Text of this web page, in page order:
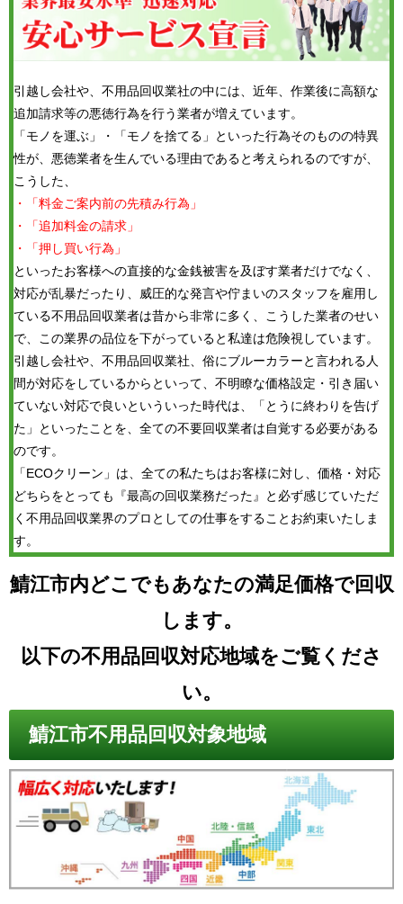
引越し会社や、不用品回収業社の中には、近年、作業後に高額な
追加請求等の悪徳行為を行う業者が増えています。
「モノを運ぶ」・「モノを捨てる」といった行為そのものの特異
性が、悪徳業者を生んでいる理由であると考えられるのですが、
こうした、
・「料金ご案内前の先積み行為」
・「追加料金の請求」
・「押し買い行為」
といったお客様への直接的な金銭被害を及ぼす業者だけでなく、
対応が乱暴だったり、威圧的な発言や佇まいのスタッフを雇用し
ている不用品回収業者は昔から非常に多く、こうした業者のせい
で、この業界の品位を下がっていると私達は危険視しています。
引越し会社や、不用品回収業社、俗にブルーカラーと言われる人
間が対応をしているからといって、不明瞭な価格設定・引き届い
ていない対応で良いといういった時代は、「とうに終わりを告げ
た」といったことを、全ての不要回収業者は自覚する必要がある
のです。
「ECOクリーン」は、全ての私たちはお客様に対し、価格・対応
どちらをとっても『最高の回収業務だった』と必ず感じていただ
く不用品回収業界のプロとしての仕事をすることお約束いたしま
す。
鯖江市内どこでもあなたの満足価格で回収
します。
以下の不用品回収対応地域をご覧くださ
い。
鯖江市不用品回収対象地域